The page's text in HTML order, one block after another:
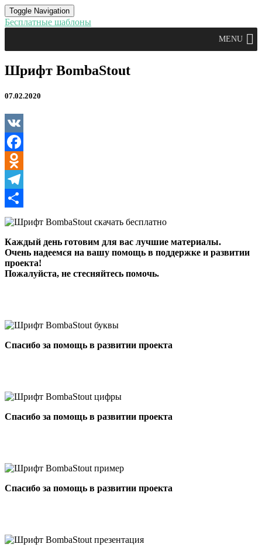
Toggle Navigation
Бесплатные шаблоны
MENU
Шрифт
BombaStout
Шрифт BombaStout
07.02.2020
VK
Facebook
Odnoklassniki
Telegram
Отправить
Каждый день готовим для вас лучшие материалы.
Очень надеемся на вашу помощь в поддержке и развитии
проекта!
Пожалуйста, не стесняйтесь помочь.
Спасибо за помощь в развитии проекта
Спасибо за помощь в развитии проекта
Спасибо за помощь в развитии проекта